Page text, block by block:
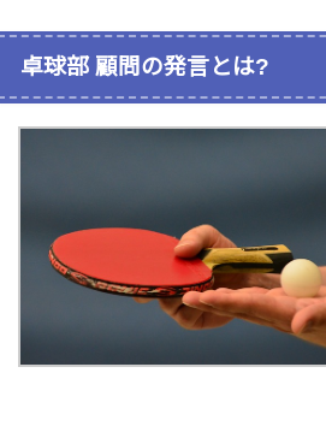
卓球部 顧問の発言とは?